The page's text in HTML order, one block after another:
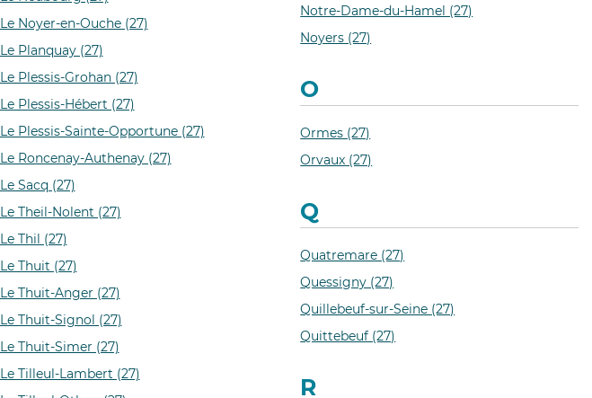
Le Noyer-en-Ouche (27)
Le Planquay (27)
Le Plessis-Grohan (27)
Le Plessis-Hébert (27)
Le Plessis-Sainte-Opportune (27)
Le Roncenay-Authenay (27)
Le Sacq (27)
Le Theil-Nolent (27)
Le Thil (27)
Le Thuit (27)
Le Thuit-Anger (27)
Le Thuit-Signol (27)
Le Thuit-Simer (27)
Le Tilleul-Lambert (27)
Notre-Dame-du-Hamel (27)
Noyers (27)
O
Ormes (27)
Orvaux (27)
Q
Quatremare (27)
Quessigny (27)
Quillebeuf-sur-Seine (27)
Quittebeuf (27)
R